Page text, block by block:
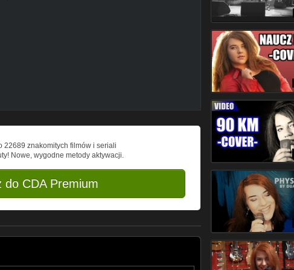
22689 znakomitych filmów i seriali
Nowe, wygodne metody aktywacji.
do CDA Premium